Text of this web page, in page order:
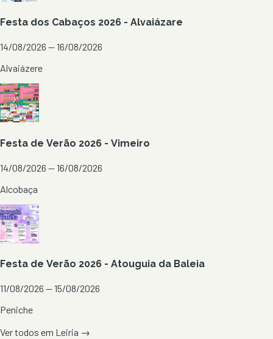
Festa dos Cabaços 2026 - Alvaiázare
14/08/2026 — 16/08/2026
Alvaiázere
Festa de Verão 2026 - Vimeiro
14/08/2026 — 16/08/2026
Alcobaça
Festa de Verão 2026 - Atouguia da Baleia
11/08/2026 — 15/08/2026
Peniche
Ver todos em Leiria →